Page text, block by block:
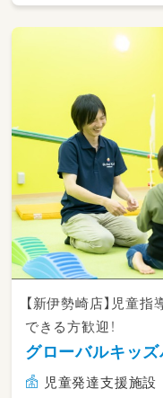
【新伊勢崎店】児童
できる方歓迎！
グローバルキッ
児童発達支援施設